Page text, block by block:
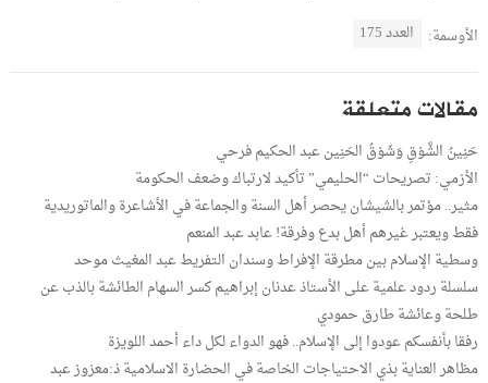
الأوسمة: العدد 175
مقالات متعلقة
حَنِينُ الشَّوْقِ وَشَوْقُ الحَنِين عبد الحكيم فرحي
الأزمي: تصريحات “الحليمي” تأكيد لارتباك وضعف الحكومة
مثير.. مؤتمر بالشيشان يحصر أهل السنة والجماعة في الأشاعرة والماتوريدية
فقط ويعتبر غيرهم أهل بدع وفرقة! عابد عبد المنعم
وسطية الإسلام بين مطرقة الإفراط وسندان التفريط عبد المغيث موحد
سلسلة ردود علمية على الأستاذ عدنان إبراهيم كسر السهام الطائشة بالذب عن
طلحة وعائشة طارق حمودي
رفقا بأنفسكم عودوا إلى الإسلام.. فهو الدواء لكل داء أحمد اللويزة
مظاهر العناية بذي الاحتياجات الخاصة في الحضارة الاسلامية ذ:معزوز عبد